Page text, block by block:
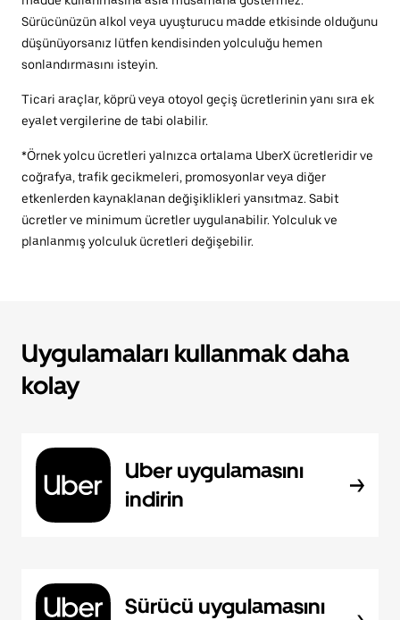
Sürücünüzün alkol veya uyuşturucu madde etkisinde olduğunu
düşünüyorsanız lütfen kendisinden yolculuğu hemen
sonlandırmasını isteyin.
Ticari araçlar, köprü veya otoyol geçiş ücretlerinin yanı sıra ek
eyalet vergilerine de tabi olabilir.
*Örnek yolcu ücretleri yalnızca ortalama UberX ücretleridir ve
coğrafya, trafik gecikmeleri, promosyonlar veya diğer
etkenlerden kaynaklanan değişiklikleri yansıtmaz. Sabit
ücretler ve minimum ücretler uygulanabilir. Yolculuk ve
planlanmış yolculuk ücretleri değişebilir.
Uygulamaları kullanmak daha
kolay
Uber uygulamasını
indirin
Sürücü uygulamasını